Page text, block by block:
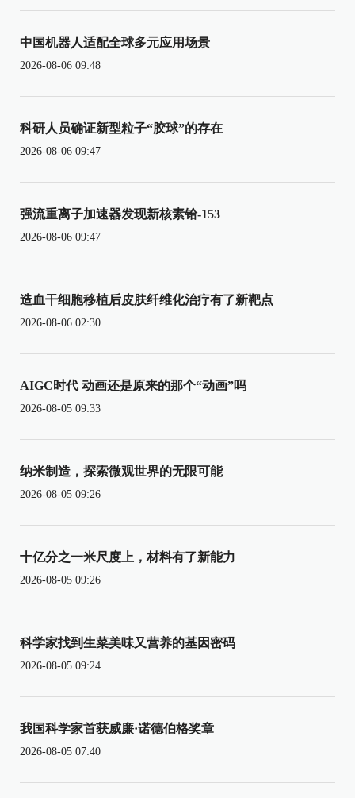
中国机器人适配全球多元应用场景
2026-08-06 09:48
科研人员确证新型粒子“胶球”的存在
2026-08-06 09:47
强流重离子加速器发现新核素铪-153
2026-08-06 09:47
造血干细胞移植后皮肤纤维化治疗有了新靶点
2026-08-06 02:30
AIGC时代 动画还是原来的那个“动画”吗
2026-08-05 09:33
纳米制造，探索微观世界的无限可能
2026-08-05 09:26
十亿分之一米尺度上，材料有了新能力
2026-08-05 09:26
科学家找到生菜美味又营养的基因密码
2026-08-05 09:24
我国科学家首获威廉·诺德伯格奖章
2026-08-05 07:40